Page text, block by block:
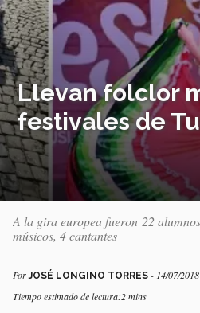
Llevan folclor
festivales de
A la gira europea fueron 22
músicos, 4 cantantes
PorJOSÉ LONGINO TORRES - 14/07/2018
Tiempo estimado de lectura:2 mins